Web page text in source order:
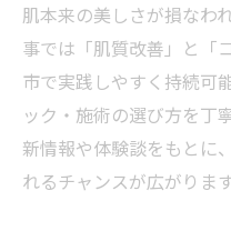
肌本来の美しさが損なわ
事では「肌質改善」と「
市で実践しやすく持続可
ック・施術の選び方を丁
新情報や体験談をもとに
れるチャンスが広がります